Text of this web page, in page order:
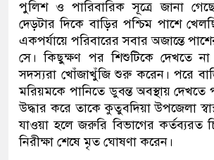
পুলিশ ও পারিবারিক সূত্রে জানা
দেড়টার দিকে বাড়ির পশ্চিম পাশে
একপর্যায়ে পরিবারের সবার অজান্তে
সে। কিছুক্ষণ পর শিশুটিকে দেখতে না
সদস্যরা খোঁজাখুঁজি শুরু করেন। পরে
মরিয়মকে পানিতে ডুবন্ত অবস্থায় দেখতে
উদ্ধার করে তাকে কুতুবদিয়া উপজেলা
যাওয়া হলে জরুরি বিভাগের কর্তব্যরত
নিরীক্ষা শেষে মৃত ঘোষণা করেন।